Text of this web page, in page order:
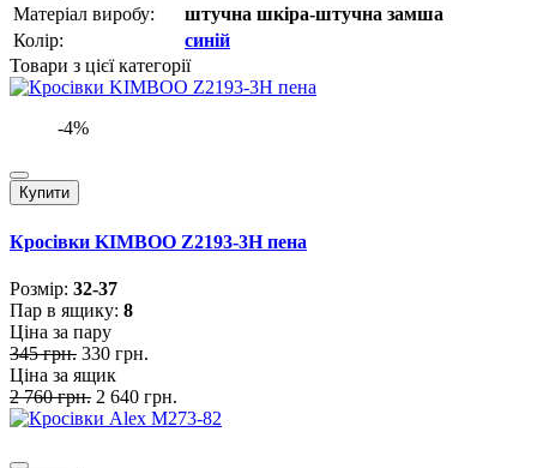
Матеріал виробу:
штучна шкіра-штучна замша
Колір:
синій
Товари з цієї категорії
-4%
Купити
Кросівки KIMBOO Z2193-3H пена
Розмiр: 32-37
Пар в ящику: 8
Ціна за пару
345 грн. 330 грн.
Ціна за ящик
2 760 грн. 2 640 грн.